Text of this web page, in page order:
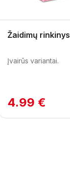
Žaidimų rinkinys
Įvairūs variantai.
4.99 €